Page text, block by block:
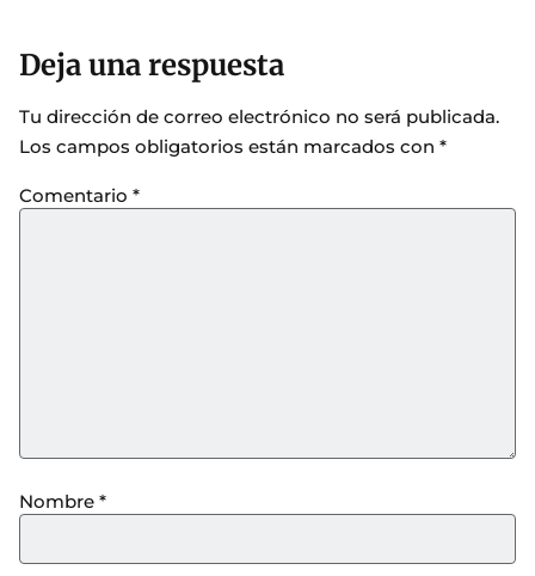
Deja una respuesta
Tu dirección de correo electrónico no será publicada.
Los campos obligatorios están marcados con *
Comentario *
Nombre *